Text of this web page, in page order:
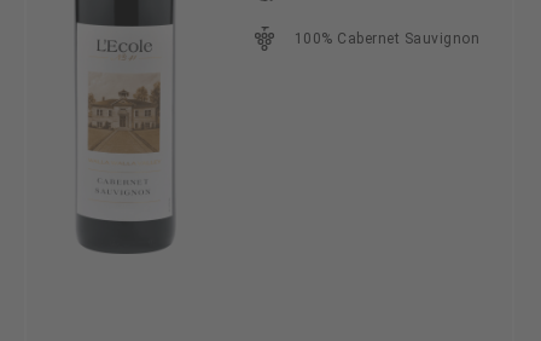
100% Cabernet Sauvignon